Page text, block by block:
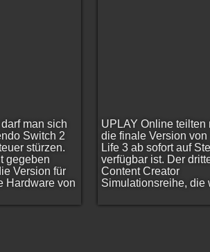
man sich
Switch 2
stürzen.
gegeben
Version für
Hardware von
UPLAY Online teilten
die finale Version von
Life 3 ab sofort auf
verfügbar ist. Der
Content Creator
Simulationsreihe, die